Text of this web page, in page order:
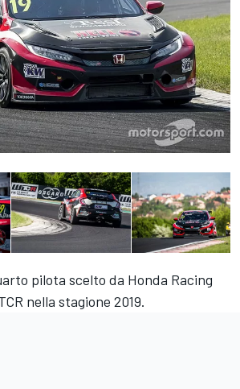
pilota scelto da Honda Racing
nella stagione 2019.